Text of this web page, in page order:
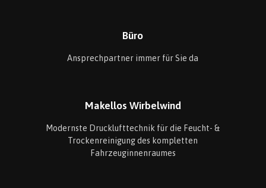
Büro
Ansprechpartner immer für Sie da
Makellos Wirbelwind
Modernste Drucklufttechnik für die Feucht- &
Trockenreinigung des kompletten
Fahrzeuginnenraumes